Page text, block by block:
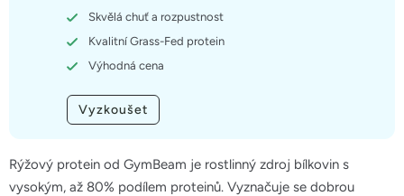
Rýžový protein od GymBeam je rostlinný zdroj bílkovin s
vysokým, až 80% podílem proteinů. Vyznačuje se dobrou
Skvělá chuť a rozpustnost
Kvalitní Grass-Fed protein
Výhodná cena
Vyzkoušet